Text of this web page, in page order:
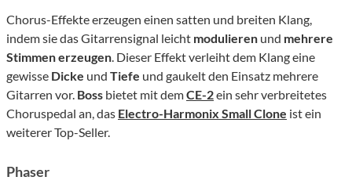
Chorus-Effekte erzeugen einen satten und breiten Klang,
indem sie das Gitarrensignal leicht modulieren und mehrere
Stimmen erzeugen. Dieser Effekt verleiht dem Klang eine
gewisse Dicke und Tiefe und gaukelt den Einsatz mehrere
Gitarren vor. Boss bietet mit demCE-2ein sehr verbreitetes
Choruspedal an, das Electro-Harmonix Small Clone ist ein
weiterer Top-Seller.
Phaser